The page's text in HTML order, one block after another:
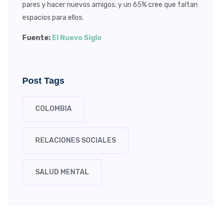
pares y hacer nuevos amigos; y un 65% cree que faltan
espacios para ellos.
Fuente: El Nuevo Siglo
Post Tags
COLOMBIA
RELACIONES SOCIALES
SALUD MENTAL